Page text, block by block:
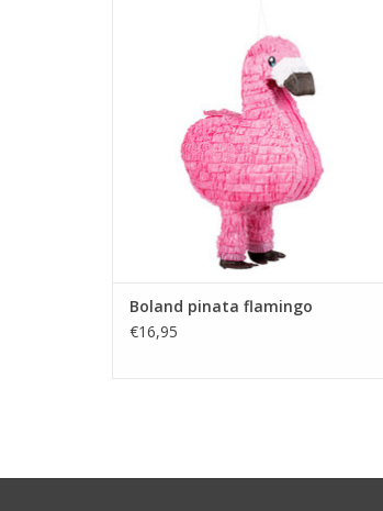
Boland pinata flamingo
€16,95